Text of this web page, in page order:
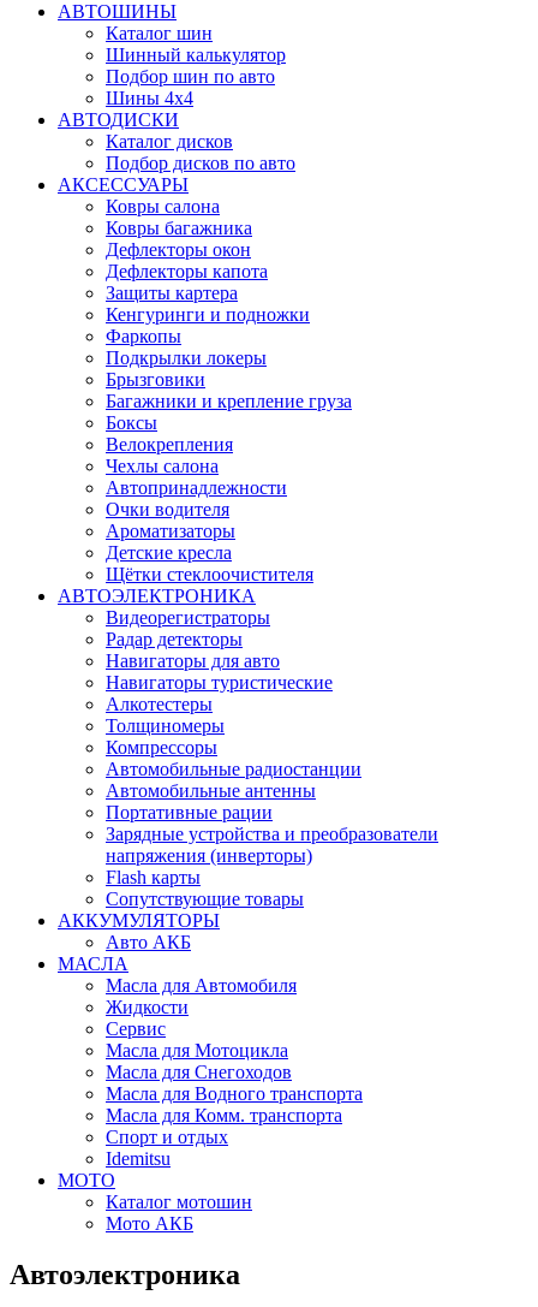
АВТОШИНЫ
Каталог шин
Шинный калькулятор
Подбор шин по авто
Шины 4x4
АВТОДИСКИ
Каталог дисков
Подбор дисков по авто
АКСЕССУАРЫ
Ковры салона
Ковры багажника
Дефлекторы окон
Дефлекторы капота
Защиты картера
Кенгуринги и подножки
Фаркопы
Подкрылки локеры
Брызговики
Багажники и крепление груза
Боксы
Велокрепления
Чехлы салона
Автопринадлежности
Очки водителя
Ароматизаторы
Детские кресла
Щётки стеклоочистителя
АВТОЭЛЕКТРОНИКА
Видеорегистраторы
Радар детекторы
Навигаторы для авто
Навигаторы туристические
Алкотестеры
Толщиномеры
Компрессоры
Автомобильные радиостанции
Автомобильные антенны
Портативные рации
Зарядные устройства и преобразователи
напряжения (инверторы)
Flash карты
Сопутствующие товары
АККУМУЛЯТОРЫ
Авто АКБ
МАСЛА
Масла для Автомобиля
Жидкости
Сервис
Масла для Мотоцикла
Масла для Снегоходов
Масла для Водного транспорта
Масла для Комм. транспорта
Спорт и отдых
Idemitsu
МОТО
Каталог мотошин
Мото АКБ
Автоэлектроника